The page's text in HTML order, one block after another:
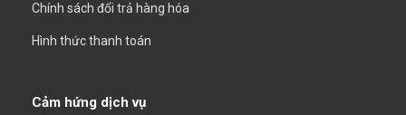
Chính sách đổi trả hàng hóa
Hình thức thanh toán
Cảm hứng dịch vụ